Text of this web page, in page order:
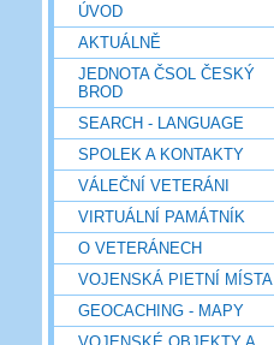
ÚVOD
AKTUÁLNĚ
JEDNOTA ČSOL ČESKÝ
BROD
SEARCH - LANGUAGE
SPOLEK A KONTAKTY
VÁLEČNÍ VETERÁNI
VIRTUÁLNÍ PAMÁTNÍK
O VETERÁNECH
VOJENSKÁ PIETNÍ MÍSTA
GEOCACHING - MAPY